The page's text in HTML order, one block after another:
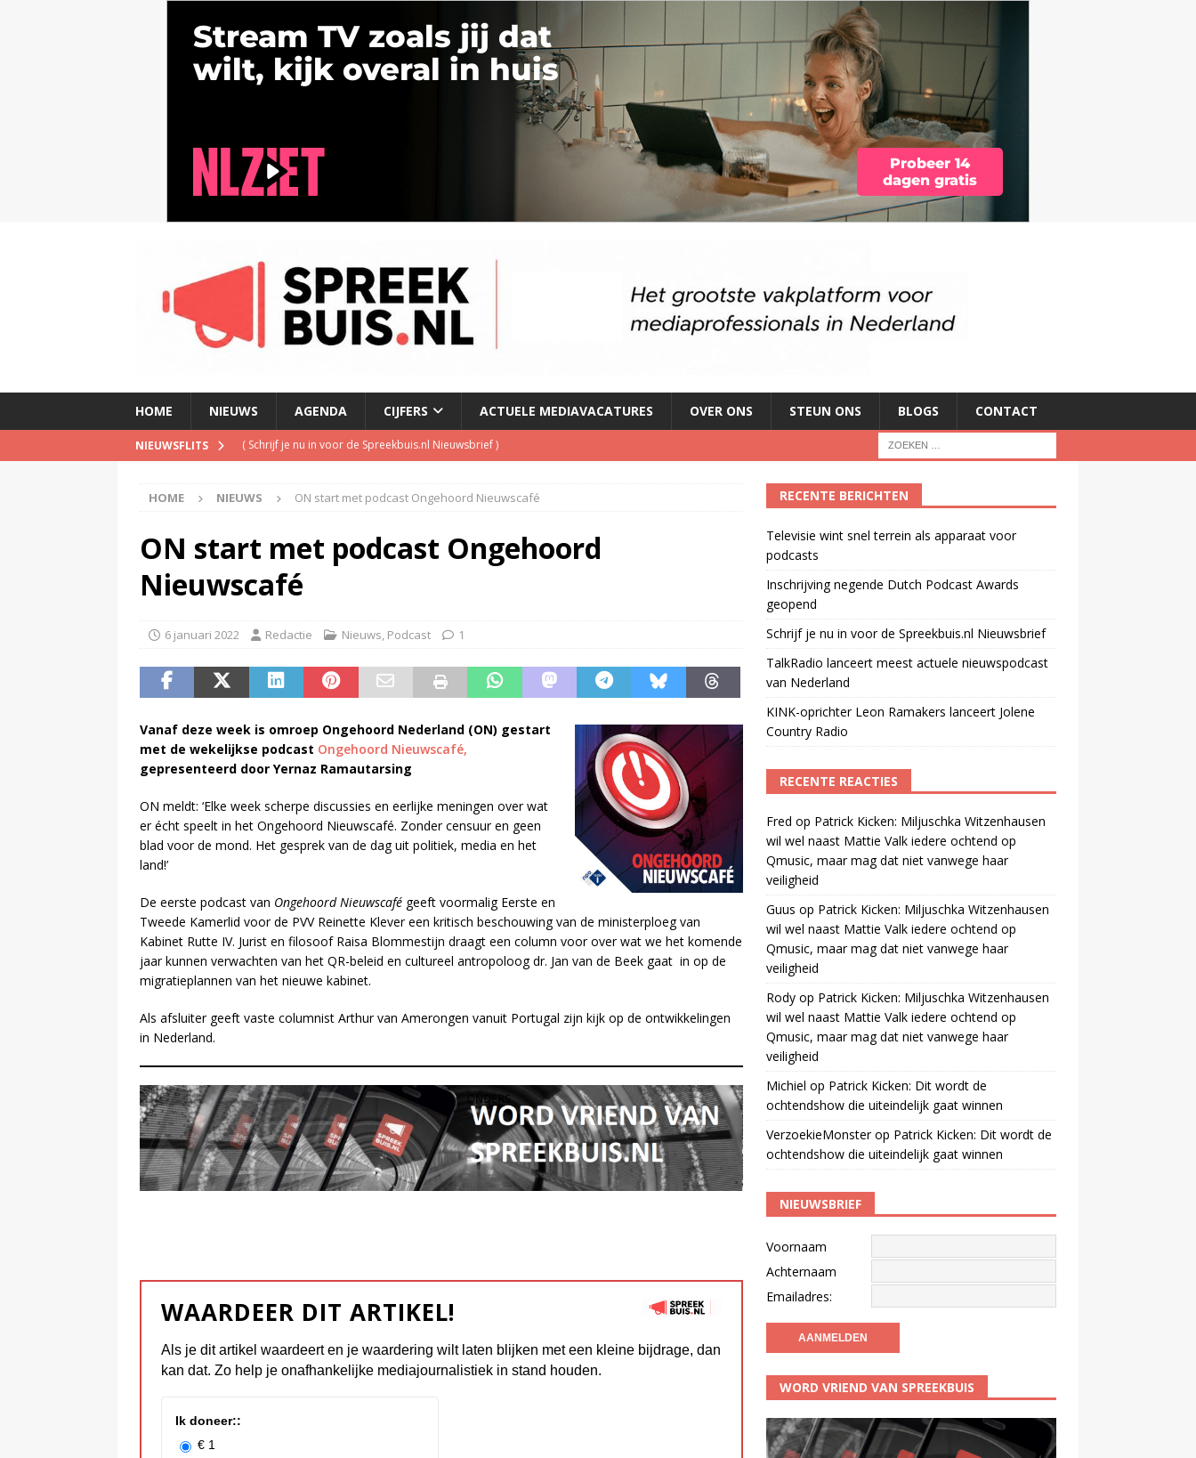
HOME NIEUWS AGENDA CIJFERS ACTUELE MEDIAVACATURES OVER ONS STEUN ONS BLOGS CONTACT
NIEUWSFLITS ( Schrijf je nu in voor de Spreekbuis.nl Nieuwsbrief)
(KINK-oprichter Leon Ramakers lanceert Jolene Country Radio
Televisie wint snel terrein als apparaat voor podcasts
)
Inschrijving negende Dutch Podcast Awards geopend
HOME NIEUWS ON start met podcast Ongehoord Nieuwscafé
ON start met podcast Ongehoord
Nieuwscafé
6 januari 2022 Redactie Nieuws Podcast 1
Vanaf deze week is omroep Ongehoord Nederland (ON) gestart
met de wekelijkse podcast Ongehoord Nieuwscafé,
gepresenteerd door Yernaz Ramautarsing
ON meldt: ‘Elke week scherpe discussies en eerlijke meningen over wat
er écht speelt in het Ongehoord Nieuwscafé. Zonder censuur en geen
blad voor de mond. Het gesprek van de dag uit politiek, media en het
land!’
De eerste podcast van Ongehoord Nieuwscafé geeft voormalig Eerste en
Tweede Kamerlid voor de PVV Reinette Klever een kritisch beschouwing van de ministerploeg van
Kabinet Rutte IV. Jurist en filosoof Raisa Blommestijn draagt een column voor over wat we het komende
jaar kunnen verwachten van het QR-beleid en cultureel antropoloog dr. Jan van de Beek gaat in op de
migratieplannen van het nieuwe kabinet.
Als afsluiter geeft vaste columnist Arthur van Amerongen vanuit Portugal zijn kijk op de ontwikkelingen
in Nederland.
WAARDEER DIT ARTIKEL!
Als je dit artikel waardeert en je waardering wilt laten blijken met een kleine bijdrage, dan
kan dat. Zo help je onafhankelijke mediajournalistiek in stand houden.
Ik doneer::
€ 1
RECENTE BERICHTEN
Televisie wint snel terrein als apparaat voor
podcasts
Inschrijving negende Dutch Podcast Awards
geopend
Schrijf je nu in voor de Spreekbuis.nl Nieuwsbrief
TalkRadio lanceert meest actuele nieuwspodcast
van Nederland
KINK-oprichter Leon Ramakers lanceert Jolene
Country Radio
RECENTE REACTIES
Fred op Patrick Kicken: Miljuschka Witzenhausen
wil wel naast Mattie Valk iedere ochtend op
Qmusic, maar mag dat niet vanwege haar
veiligheid
Guus op Patrick Kicken: Miljuschka Witzenhausen
wil wel naast Mattie Valk iedere ochtend op
Qmusic, maar mag dat niet vanwege haar
veiligheid
Rodyop Patrick Kicken: Miljuschka Witzenhausen
wil wel naast Mattie Valk iedere ochtend op
Qmusic, maar mag dat niet vanwege haar
veiligheid
Michiel op Patrick Kicken: Dit wordt de
ochtendshow die uiteindelijk gaat winnen
VerzoekieMonsterop Patrick Kicken: Dit wordt de
ochtendshow die uiteindelijk gaat winnen
NIEUWSBRIEF
Voornaam
Achternaam
Emailadres:
WORD VRIEND VAN SPREEKBUIS